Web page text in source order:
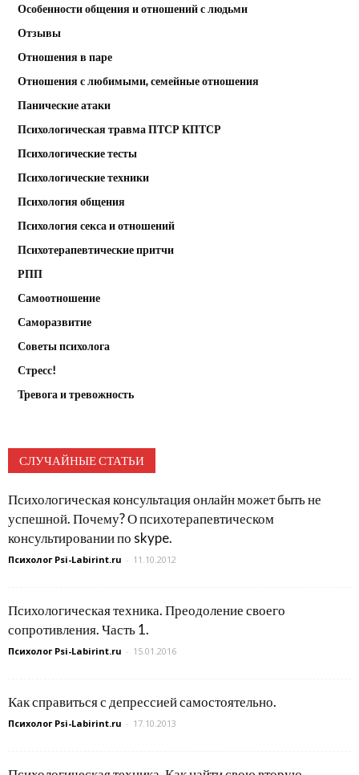
Особенности общения и отношений с людьми
Отзывы
Отношения в паре
Отношения с любимыми, семейные отношения
Панические атаки
Психологическая травма ПТСР КПТСР
Психологические тесты
Психологические техники
Психология общения
Психология секса и отношений
Психотерапевтические притчи
РПП
Самоотношение
Саморазвитие
Советы психолога
Стресс!
Тревога и тревожность
СЛУЧАЙНЫЕ СТАТЬИ
Психологическая консультация онлайн может быть не
успешной. Почему? О психотерапевтическом
консультировании по skype.
Психолог Psi-Labirint.ru - 11.10.2012
Психологическая техника. Преодоление своего
сопротивления. Часть 1.
Психолог Psi-Labirint.ru - 15.01.2016
Как справиться с депрессией самостоятельно.
Психолог Psi-Labirint.ru - 17.10.2013